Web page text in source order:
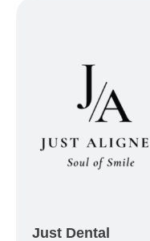
Just Dental